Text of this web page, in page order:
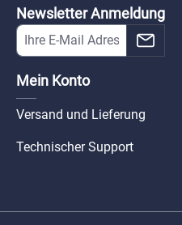
Newsletter Anmeldung
Mein Konto
Versand und Lieferung
Technischer Support